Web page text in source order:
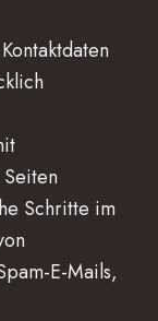
Schritte im
E-Mails,